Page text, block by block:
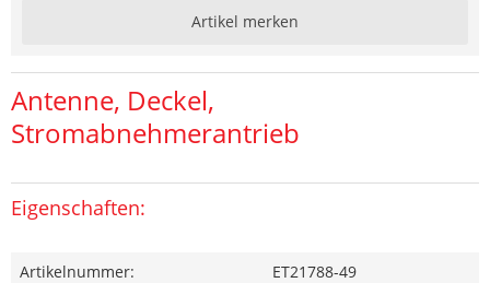
Artikel merken
Antenne, Deckel,
Stromabnehmerantrieb
Eigenschaften:
Artikelnummer:
ET21788-49